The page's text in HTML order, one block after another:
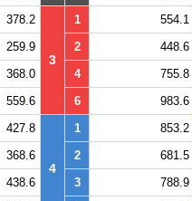
378.2
3
1 554.1
259.9 2 448.6
368.0 4 755.8
559.6 6 983.6
427.8
4
1 853.2
368.6 2 681.5
438.6 3 788.9